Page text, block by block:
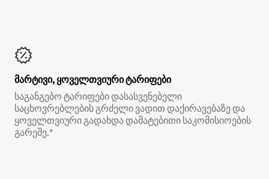
მარტივი, ყოველთვიური ტარიფები
საგანგებო ტარიფები დასასვენებელი
საცხოვრებლების გრძელი ვადით დაქირავებაზე და
ყოველთვიური გადახდა დამატებითი საკომისიოების
გარეშე.*